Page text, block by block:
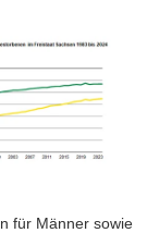
für Männer sowie